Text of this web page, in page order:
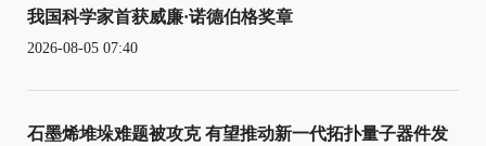
我国科学家首获威廉·诺德伯格奖章
2026-08-05 07:40
石墨烯堆垛难题被攻克 有望推动新一代拓扑量子器件发